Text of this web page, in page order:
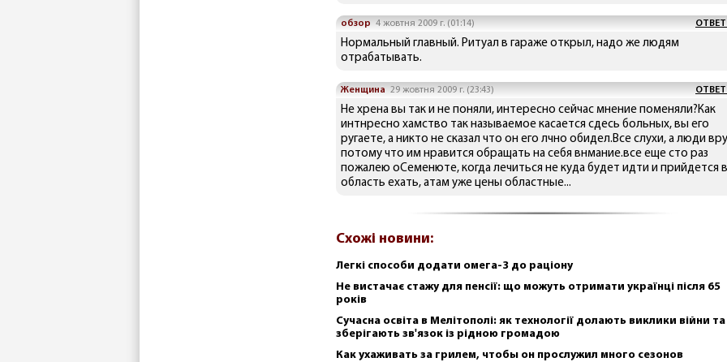
обзор 4 жовтня 2009 г. (01:14)
Нормальный главный. Ритуал в гараже открыл, надо же людям
отрабатывать.
Женщина 29 жовтня 2009 г. (23:43)
Не хрена вы так и не поняли, интересно сейчас мнение поменяли?Как
интнресно хамство так называемое касается сдесь больных, вы его
ругаете, а никто не сказал что он его лчно обидел.Все слухи, а люди
потому что им нравится обращать на себя внмание.все еще сто раз
пожалею оСеменюте, когда лечиться не куда будет идти и прийдется в
область ехать, атам уже цены областные...
Схожі новини:
Легкі способи додати омега-3 до раціону
Не вистачає стажу для пенсії: що можуть отримати українці після 65
років
Сучасна освіта в Мелітополі: як технології долають виклики війни та
зберігають зв'язок із рідною громадою
Как ухаживать за грилем, чтобы он прослужил много сезонов